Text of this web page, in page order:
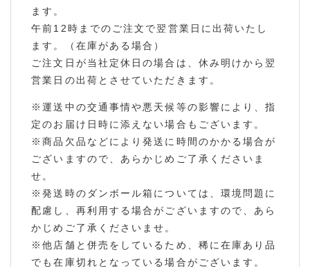
ます。
午前12時までのご注文で翌営業日に出荷いたし
ます。（在庫がある場合）
ご注文日が当社定休日の場合は、休み明けから翌
営業日の出荷とさせていただきます。
※運送中の交通事情や悪天候等の影響により、指
定のお届け日時に添えない場合もございます。
※商品欠品などにより発送に時間のかかる場合が
ございますので、あらかじめご了承くださいま
せ。
※発送時のダンボール箱については、環境問題に
配慮し、再利用する場合がございますので、あら
かじめご了承くださいませ。
※他店舗と併売をしているため、稀に在庫あり品
でも在庫切れとなっている場合がございます。